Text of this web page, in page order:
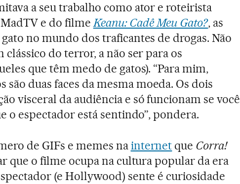
a seu trabalho como ator e roteirista
e do filmeKeanu: Cadê Meu Gato?, as
no mundo dos traficantes de drogas. Não
clássico do terror, a não ser para os
que têm medo de gatos). “Para mim,
são duas faces da mesma moeda. Os dois
visceral da audiência e só funcionam se você
o espectador está sentindo”, pondera.
de GIFs e memes nainternet que Corra!
que o filme ocupa na cultura popular da era
(e Hollywood) sente é curiosidade